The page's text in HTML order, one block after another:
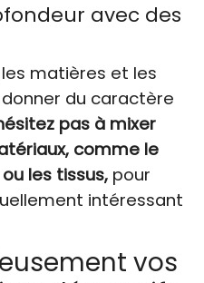
avec des
matières et les
du caractère
pas à mixer
comme le
les tissus, pour
intéressant
vos